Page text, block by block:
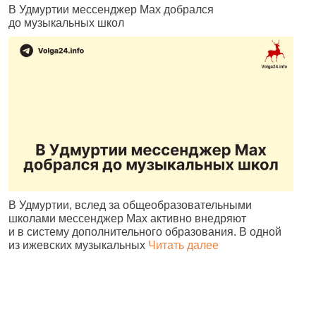
В Удмуртии мессенджер Max добрался
до музыкальных школ
В Удмуртии, вслед за общеобразовательными
школами мессенджер Max активно внедряют
и в систему дополнительного образования. В одной
из ижевских музыкальных Читать далее